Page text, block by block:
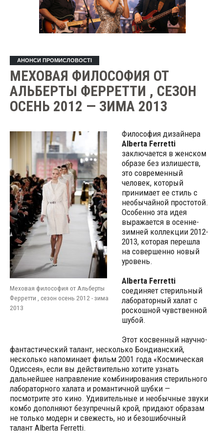
АНОНСИ ПРОМИСЛОВОСТІ
МЕХОВАЯ ФИЛОСОФИЯ ОТ
АЛЬБЕРТЫ ФЕРРЕТТИ , СЕЗОН
ОСЕНЬ 2012 — ЗИМА 2013
Меховая философия от Альберты
Ферретти , сезон осень 2012 - зима
2013
Философия дизайнера
Alberta Ferretti
заключается в женском
образе без излишеств,
это современный
человек, который
принимает ее стиль с
необычайной простотой.
Особенно эта идея
выражается в осенне-
зимней коллекции 2012-
2013, которая перешла
на совершенно новый
уровень.
Alberta Ferretti
соединяет стерильный
лабораторный халат с
роскошной чувственной
шубой.
Этот косвенный научно-
фантастический талант, несколько Бондианский,
несколько напоминает фильм 2001 года «Космическая
Одиссея», если вы действительно хотите узнать
дальнейшее направление комбинирования стерильного
лабораторного халата и романтичной шубки —
посмотрите это кино. Удивительные и необычные звуки
комбо дополняют безупречный крой, придают образам
не только модерн и свежесть, но и безошибочный
талант Alberta Ferretti.